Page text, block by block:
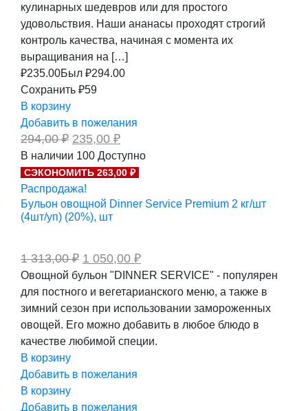
кулинарных шедевров или для простого
удовольствия. Наши ананасы проходят строгий
контроль качества, начиная с момента их
выращивания на […]
₽235.00Был ₽294.00
Сохранить ₽59
В корзину
Добавить в пожелания
294,00₽ Первоначальная
цена
составляла
294,00 ₽.
235,00 ₽Текущая
цена:
235,00 ₽.
В наличии 100 Доступно
СЭКОНОМИТЬ 263,00 ₽
Распродажа!
Бульон овощной Dinner Service Premium 2 кг/шт
(4шт/уп) (20%), шт
1 313,00₽ Первоначальная
цена
составляла
1
313,00 ₽.
1 050,00 ₽Текущая
цена:
1
050,00 ₽.
Овощной бульон "DINNER SERVICE" - популярен
для постного и вегетарианского меню, а также в
зимний сезон при использовании замороженных
овощей. Его можно добавить в любое блюдо в
качестве любимой специи.
В корзину
Добавить в пожелания
В корзину
Добавить в пожелания